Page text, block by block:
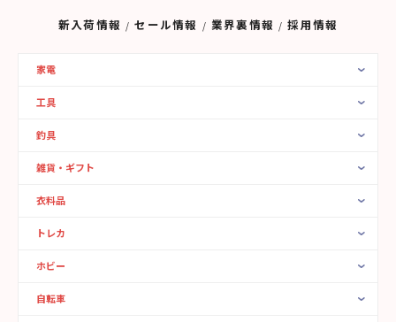
新入荷情報 セール情報 業界裏情報 採用情報
家電
工具
釣具
雑貨・ギフト
衣料品
トレカ
ホビー
自転車